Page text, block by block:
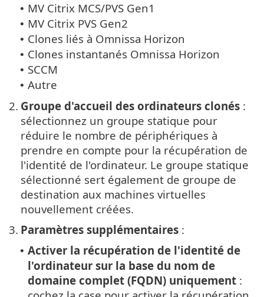
• MV Citrix MCS/PVS Gen1
• MV Citrix PVS Gen2
• Clones liés à Omnissa Horizon
• Clones instantanés Omnissa Horizon
• SCCM
• Autre
2. Groupe d'accueil des ordinateurs clonés :
sélectionnez un groupe statique pour
réduire le nombre de périphériques à
prendre en compte pour la récupération de
l'identité de l'ordinateur. Le groupe statique
sélectionné sert également de groupe de
destination aux machines virtuelles
nouvellement créées.
3. Paramètres supplémentaires :
• Activer la récupération de l'identité de
l'ordinateur sur la base du nom de
domaine complet (FQDN) uniquement :